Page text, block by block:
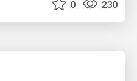
0 230